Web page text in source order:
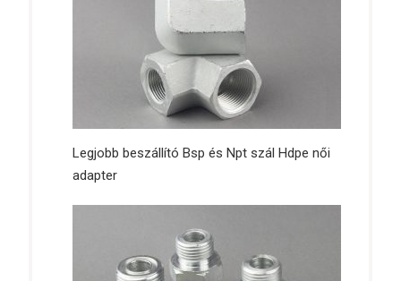
Legjobb beszállító Bsp és Npt szál Hdpe női
adapter